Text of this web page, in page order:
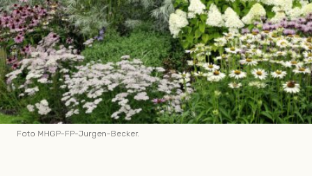
Foto MHGP-FP-Jurgen-Becker.